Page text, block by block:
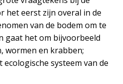
het eerst zijn overal in de
van de bodem om te
gaat het om bijvoorbeeld
wormen en krabben;
systeem van de